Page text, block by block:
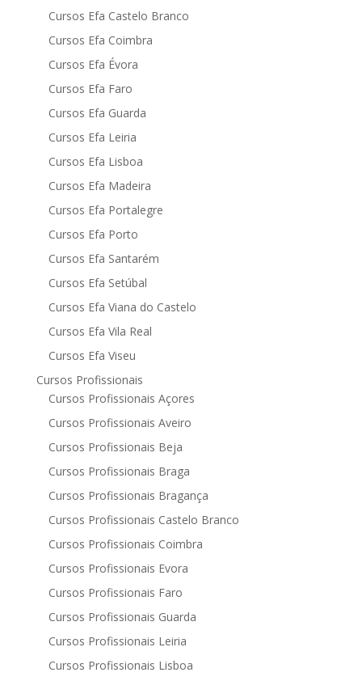
Cursos Efa Castelo Branco
Cursos Efa Coimbra
Cursos Efa Évora
Cursos Efa Faro
Cursos Efa Guarda
Cursos Efa Leiria
Cursos Efa Lisboa
Cursos Efa Madeira
Cursos Efa Portalegre
Cursos Efa Porto
Cursos Efa Santarém
Cursos Efa Setúbal
Cursos Efa Viana do Castelo
Cursos Efa Vila Real
Cursos Efa Viseu
Cursos Profissionais
Cursos Profissionais Açores
Cursos Profissionais Aveiro
Cursos Profissionais Beja
Cursos Profissionais Braga
Cursos Profissionais Bragança
Cursos Profissionais Castelo Branco
Cursos Profissionais Coimbra
Cursos Profissionais Evora
Cursos Profissionais Faro
Cursos Profissionais Guarda
Cursos Profissionais Leiria
Cursos Profissionais Lisboa